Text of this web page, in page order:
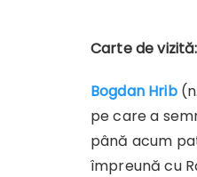
Carte de vizită:
Bogdan Hrib
pe care a
până acum
împreună cu